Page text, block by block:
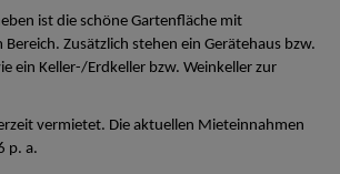
ist die schöne Gartenfläche mit
Zusätzlich stehen ein Gerätehaus bzw.
ein Keller-/Erdkeller bzw. Weinkeller zur
vermietet. Die aktuellen Mieteinnahmen
p. a.